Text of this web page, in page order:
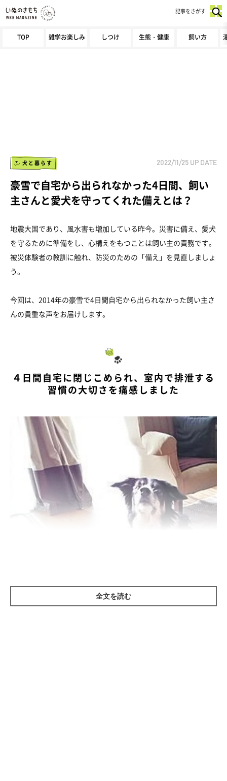
TOP 雑学お楽しみ しつけ 生態・健康 飼い方
記事をさがす
犬と暮らす 2022/11/25 UP DATE
豪雪で自宅から出られなかった4日間、飼い
主さんと愛犬を守ってくれた備えとは？
地震大国であり、風水害も増加している昨今。災害に備え、愛犬
を守るために準備をし、心構えをもつことは飼い主の責務です。
被災体験者の教訓に触れ、防災のための「備え」を見直しましょ
う。
今回は、2014年の豪雪で4日間自宅から出られなかった飼い主さ
んの貴重な声をお届けします。
４日間自宅に閉じこめられ、室内で排泄する
習慣の大切さを痛感しました
全文を読む